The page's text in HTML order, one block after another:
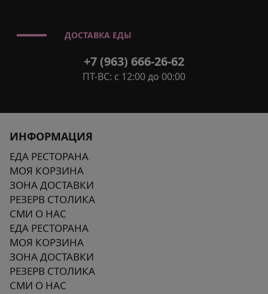
ДОСТАВКА ЕДЫ
+7 (963) 666-26-62
ПТ-ВС: с 12:00 до 00:00
ИНФОРМАЦИЯ
ЕДА РЕСТОРАНА
МОЯ КОРЗИНА
ЗОНА ДОСТАВКИ
РЕЗЕРВ СТОЛИКА
СМИ О НАС
ЕДА РЕСТОРАНА
МОЯ КОРЗИНА
ЗОНА ДОСТАВКИ
РЕЗЕРВ СТОЛИКА
СМИ О НАС